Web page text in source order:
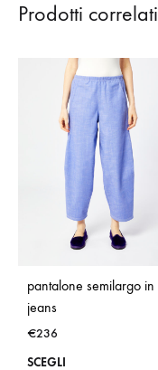
Prodotti correlati
pantalone semilargo in
jeans
€236
SCEGLI